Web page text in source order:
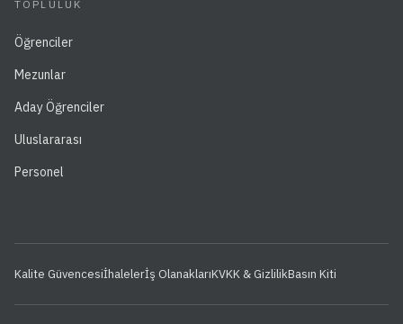
TOPLULUK
Öğrenciler
Mezunlar
Aday Öğrenciler
Uluslararası
Personel
Kalite Güvencesiİhalelerİş OlanaklarıKVKK & GizlilikBasın Kiti